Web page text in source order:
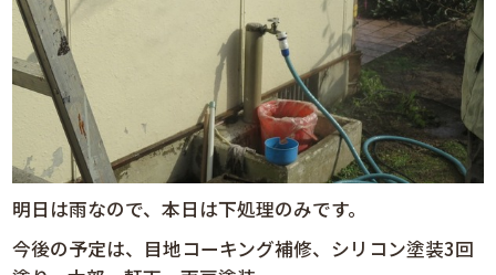
明日は雨なので、本日は下処理のみです。
今後の予定は、目地コーキング補修、シリコン塗装3回